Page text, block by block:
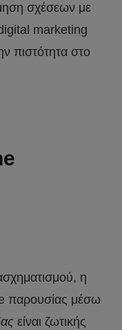
σχέσεων με
digital marketing
πιστότητα στο
η
παρουσίας μέσω
είναι ζωτικής